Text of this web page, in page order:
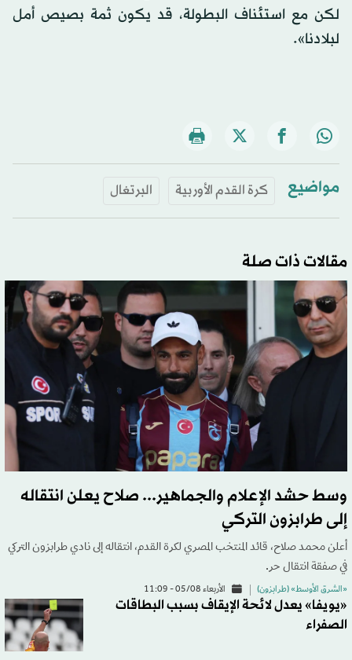
لكن مع استئناف البطولة، قد يكون ثمة بصيص أمل
لبلادنا».
مواضيع كرة القدم الأوربية البرتغال
مقالات ذات صلة
وسط حشد الإعلام والجماهير... صلاح يعلن انتقاله
إلى طرابزون التركي
أعلن محمد صلاح، قائد المنتخب المصري لكرة القدم، انتقاله إلى نادي طرابزون التركي
في صفقة انتقال حر.
«الشرق الأوسط» (طرابزون) الأربعاء 05/08 - 11:09
«يويفا» يعدل لائحة الإيقاف بسبب البطاقات
الصفراء